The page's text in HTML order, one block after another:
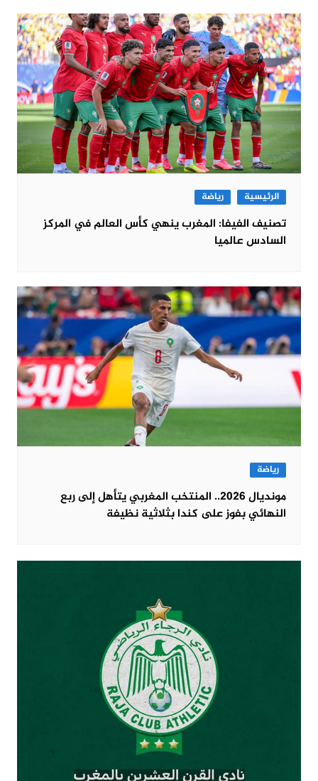
الرئيسية رياضة
تصنيف الفيفا: المغرب ينهي كأس العالم في المركز
السادس عالميا
رياضة
مونديال 2026.. المنتخب المغربي يتأهل إلى ربع
النهائي بفوز على كندا بثلاثية نظيفة